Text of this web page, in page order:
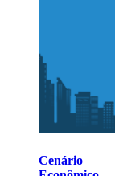
Cenário